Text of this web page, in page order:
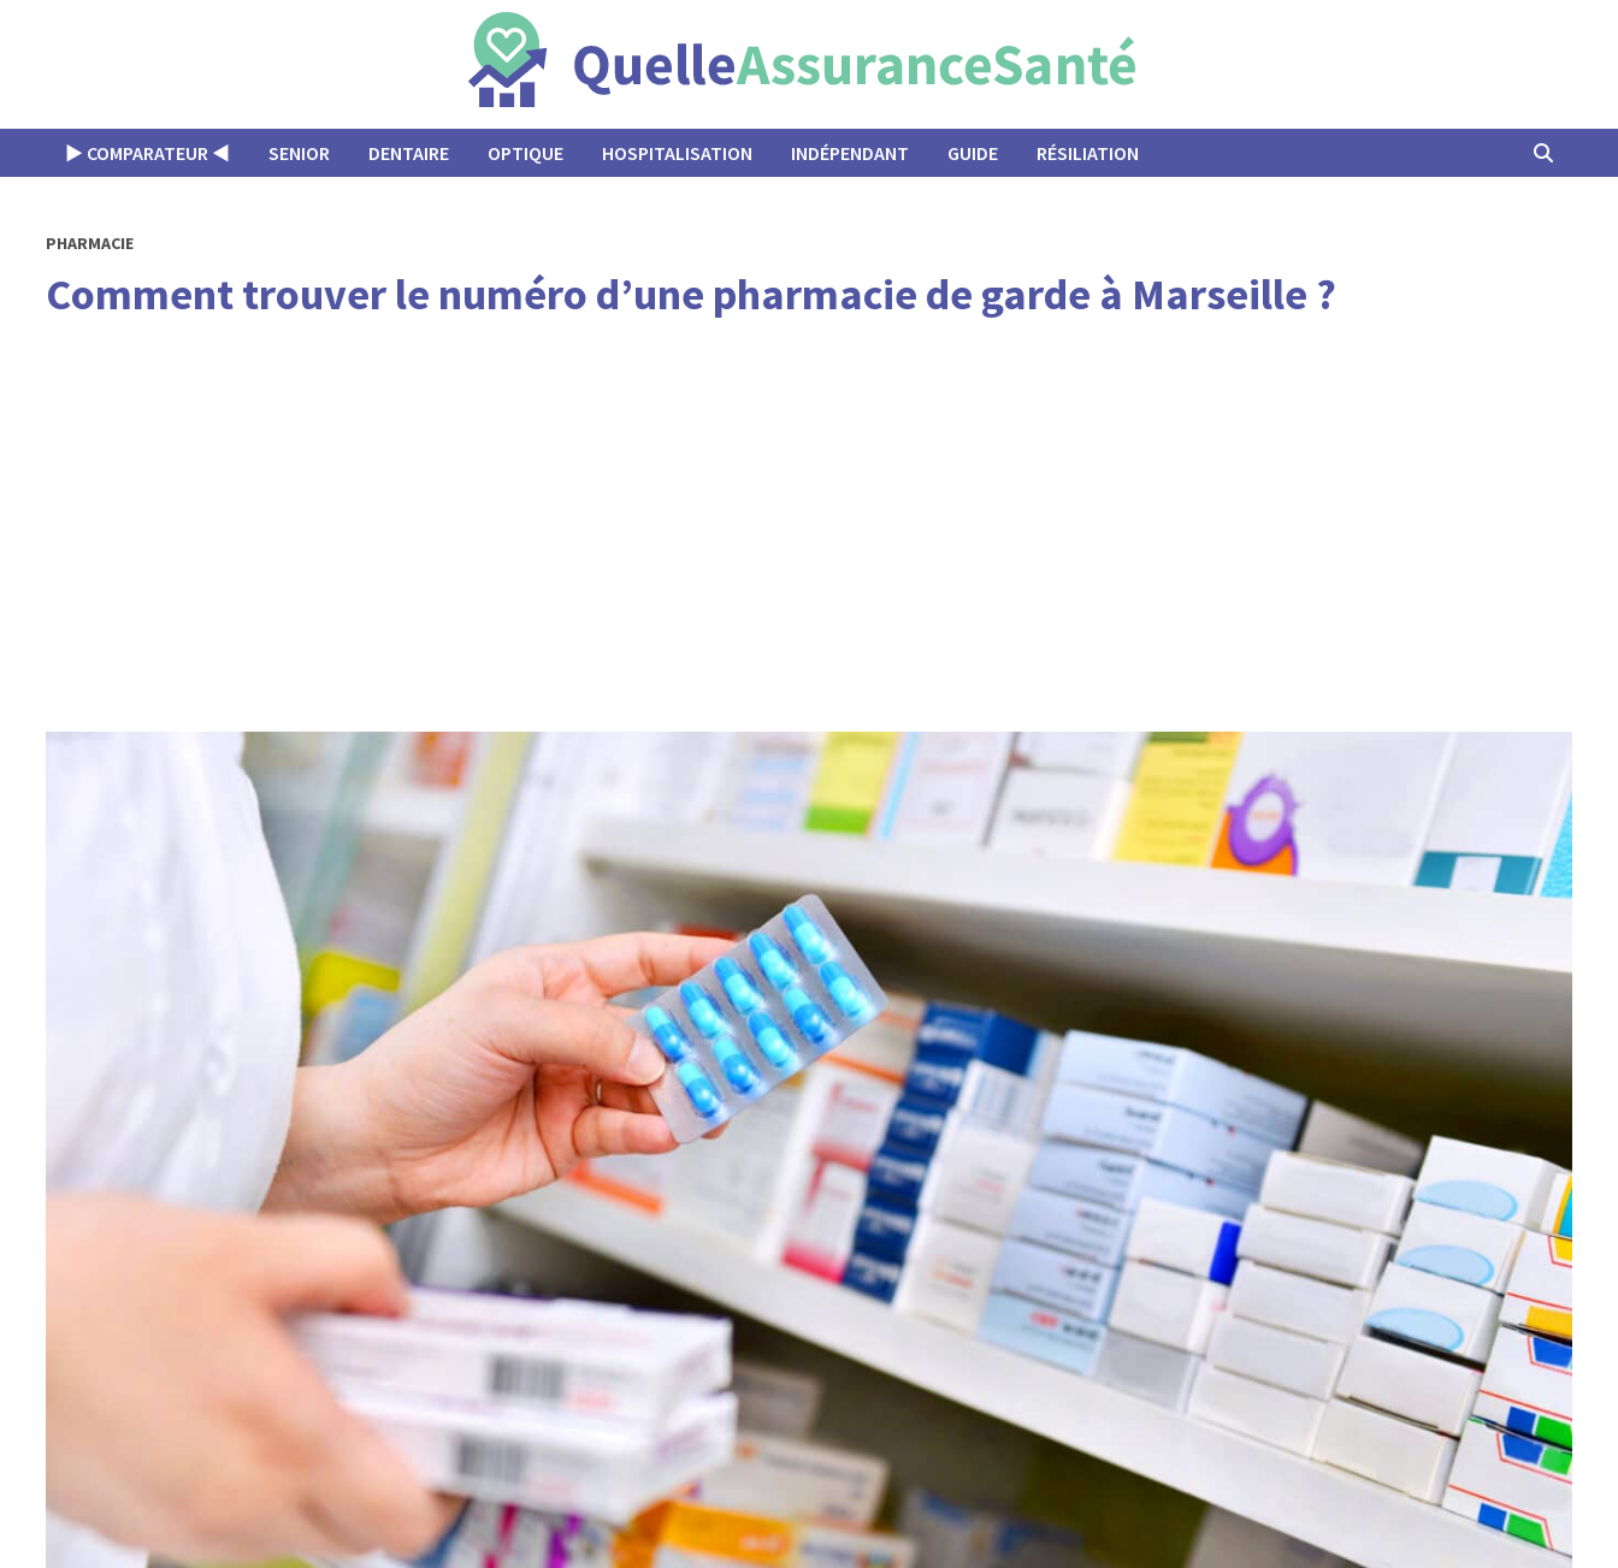
▶︎ COMPARATEUR ◀︎ SENIOR DENTAIRE OPTIQUE HOSPITALISATION INDÉPENDANT GUIDE RÉSILIATION
PHARMACIE
Comment trouver le numéro d’une pharmacie de garde à Marseille ?